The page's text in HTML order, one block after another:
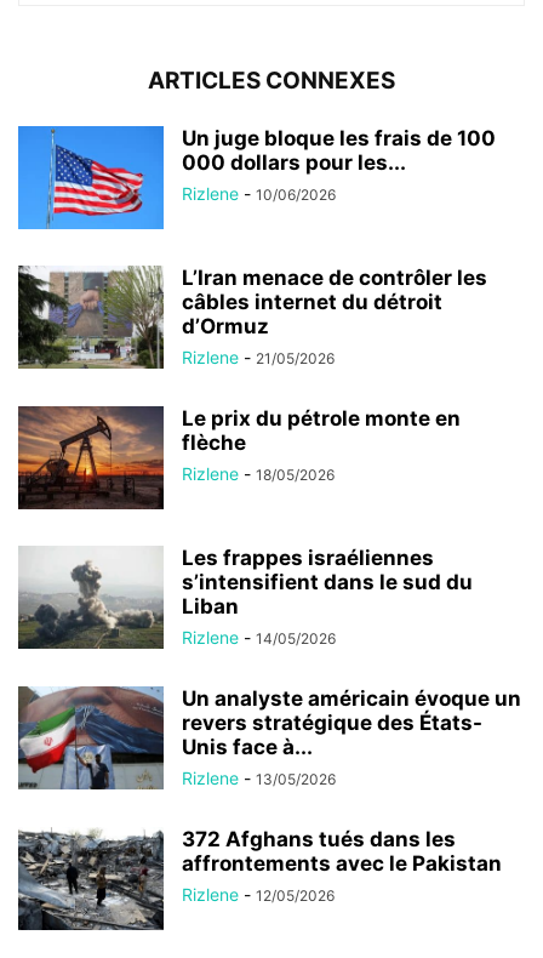
ARTICLES CONNEXES
Un juge bloque les frais de 100
000 dollars pour les...
Rizlene - 10/06/2026
L’Iran menace de contrôler les
câbles internet du détroit
d’Ormuz
Rizlene - 21/05/2026
Le prix du pétrole monte en
flèche
Rizlene - 18/05/2026
Les frappes israéliennes
s’intensifient dans le sud du
Liban
Rizlene - 14/05/2026
Un analyste américain évoque un
revers stratégique des États-
Unis face à...
Rizlene - 13/05/2026
372 Afghans tués dans les
affrontements avec le Pakistan
Rizlene - 12/05/2026